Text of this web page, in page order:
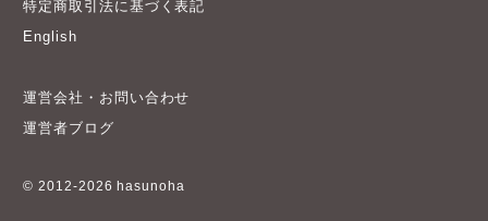
特定商取引法に基づく表記
English
運営会社・お問い合わせ
運営者ブログ
© 2012-2026 hasunoha